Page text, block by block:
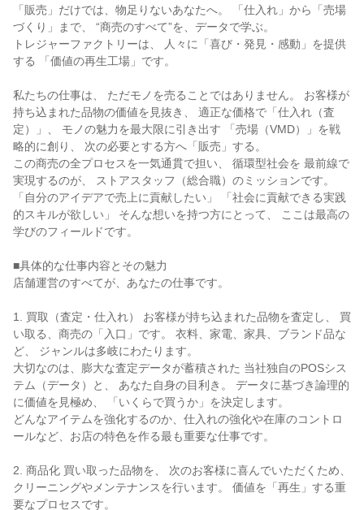
「販売」だけでは、物足りないあなたへ。 「仕入れ」から「売場
づくり」まで、 “商売のすべて”を、データで学ぶ。
トレジャーファクトリーは、 人々に「喜び・発見・感動」を提供
する 「価値の再生工場」です。
私たちの仕事は、 ただモノを売ることではありません。 お客様が
持ち込まれた品物の価値を見抜き、 適正な価格で「仕入れ（査
定）」、 モノの魅力を最大限に引き出す 「売場（VMD）」を戦
略的に創り、 次の必要とする方へ「販売」する。
この商売の全プロセスを一気通貫で担い、 循環型社会を 最前線で
実現するのが、 ストアスタッフ（総合職）のミッションです。
「自分のアイデアで売上に貢献したい」 「社会に貢献できる実践
的スキルが欲しい」 そんな想いを持つ方にとって、 ここは最高の
学びのフィールドです。
■具体的な仕事内容とその魅力
店舗運営のすべてが、あなたの仕事です。
1. 買取（査定・仕入れ） お客様が持ち込まれた品物を査定し、 買
い取る、商売の「入口」です。 衣料、家電、家具、ブランド品な
ど、 ジャンルは多岐にわたります。
大切なのは、膨大な査定データが蓄積された 当社独自のPOSシス
テム（データ）と、 あなた自身の目利き。 データに基づき論理的
に価値を見極め、 「いくらで買うか」を決定します。
どんなアイテムを強化するのか、仕入れの強化や在庫のコントロ
ールなど、お店の特色を作る最も重要な仕事です。
2. 商品化 買い取った品物を、 次のお客様に喜んでいただくため、
クリーニングやメンテナンスを行います。 価値を「再生」する重
要なプロセスです。